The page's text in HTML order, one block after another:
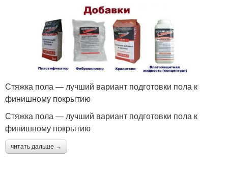
Стяжка пола — лучший вариант подготовки пола к
финишному покрытию
Стяжка пола — лучший вариант подготовки пола к
финишному покрытию
читать дальше →